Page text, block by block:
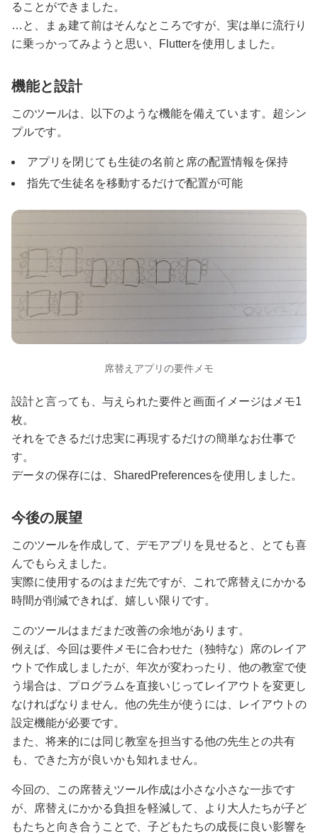
ることができました。
…と、まぁ建て前はそんなところですが、実は単に流行り
に乗っかってみようと思い、Flutterを使用しました。
機能と設計
このツールは、以下のような機能を備えています。超シン
プルです。
アプリを閉じても生徒の名前と席の配置情報を保持
指先で生徒名を移動するだけで配置が可能
席替えアプリの要件メモ
設計と言っても、与えられた要件と画面イメージはメモ1
枚。
それをできるだけ忠実に再現するだけの簡単なお仕事で
す。
データの保存には、SharedPreferencesを使用しました。
今後の展望
このツールを作成して、デモアプリを見せると、とても喜
んでもらえました。
実際に使用するのはまだ先ですが、これで席替えにかかる
時間が削減できれば、嬉しい限りです。
このツールはまだまだ改善の余地があります。
例えば、今回は要件メモに合わせた（独特な）席のレイア
ウトで作成しましたが、年次が変わったり、他の教室で使
う場合は、プログラムを直接いじってレイアウトを変更し
なければなりません。他の先生が使うには、レイアウトの
設定機能が必要です。
また、将来的には同じ教室を担当する他の先生との共有
も、できた方が良いかも知れません。
今回の、この席替えツール作成は小さな小さな一歩です
が、席替えにかかる負担を軽減して、より大人たちが子ど
もたちと向き合うことで、子どもたちの成長に良い影響を